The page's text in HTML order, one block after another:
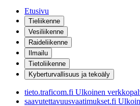
Etusivu
Tieliikenne
Vesiliikenne
Raideliikenne
Ilmailu
Tietoliikenne
Kyberturvallisuus ja tekoäly
tieto.traficom.fi Ulkoinen
saavutettavuusvaatimukset.fi